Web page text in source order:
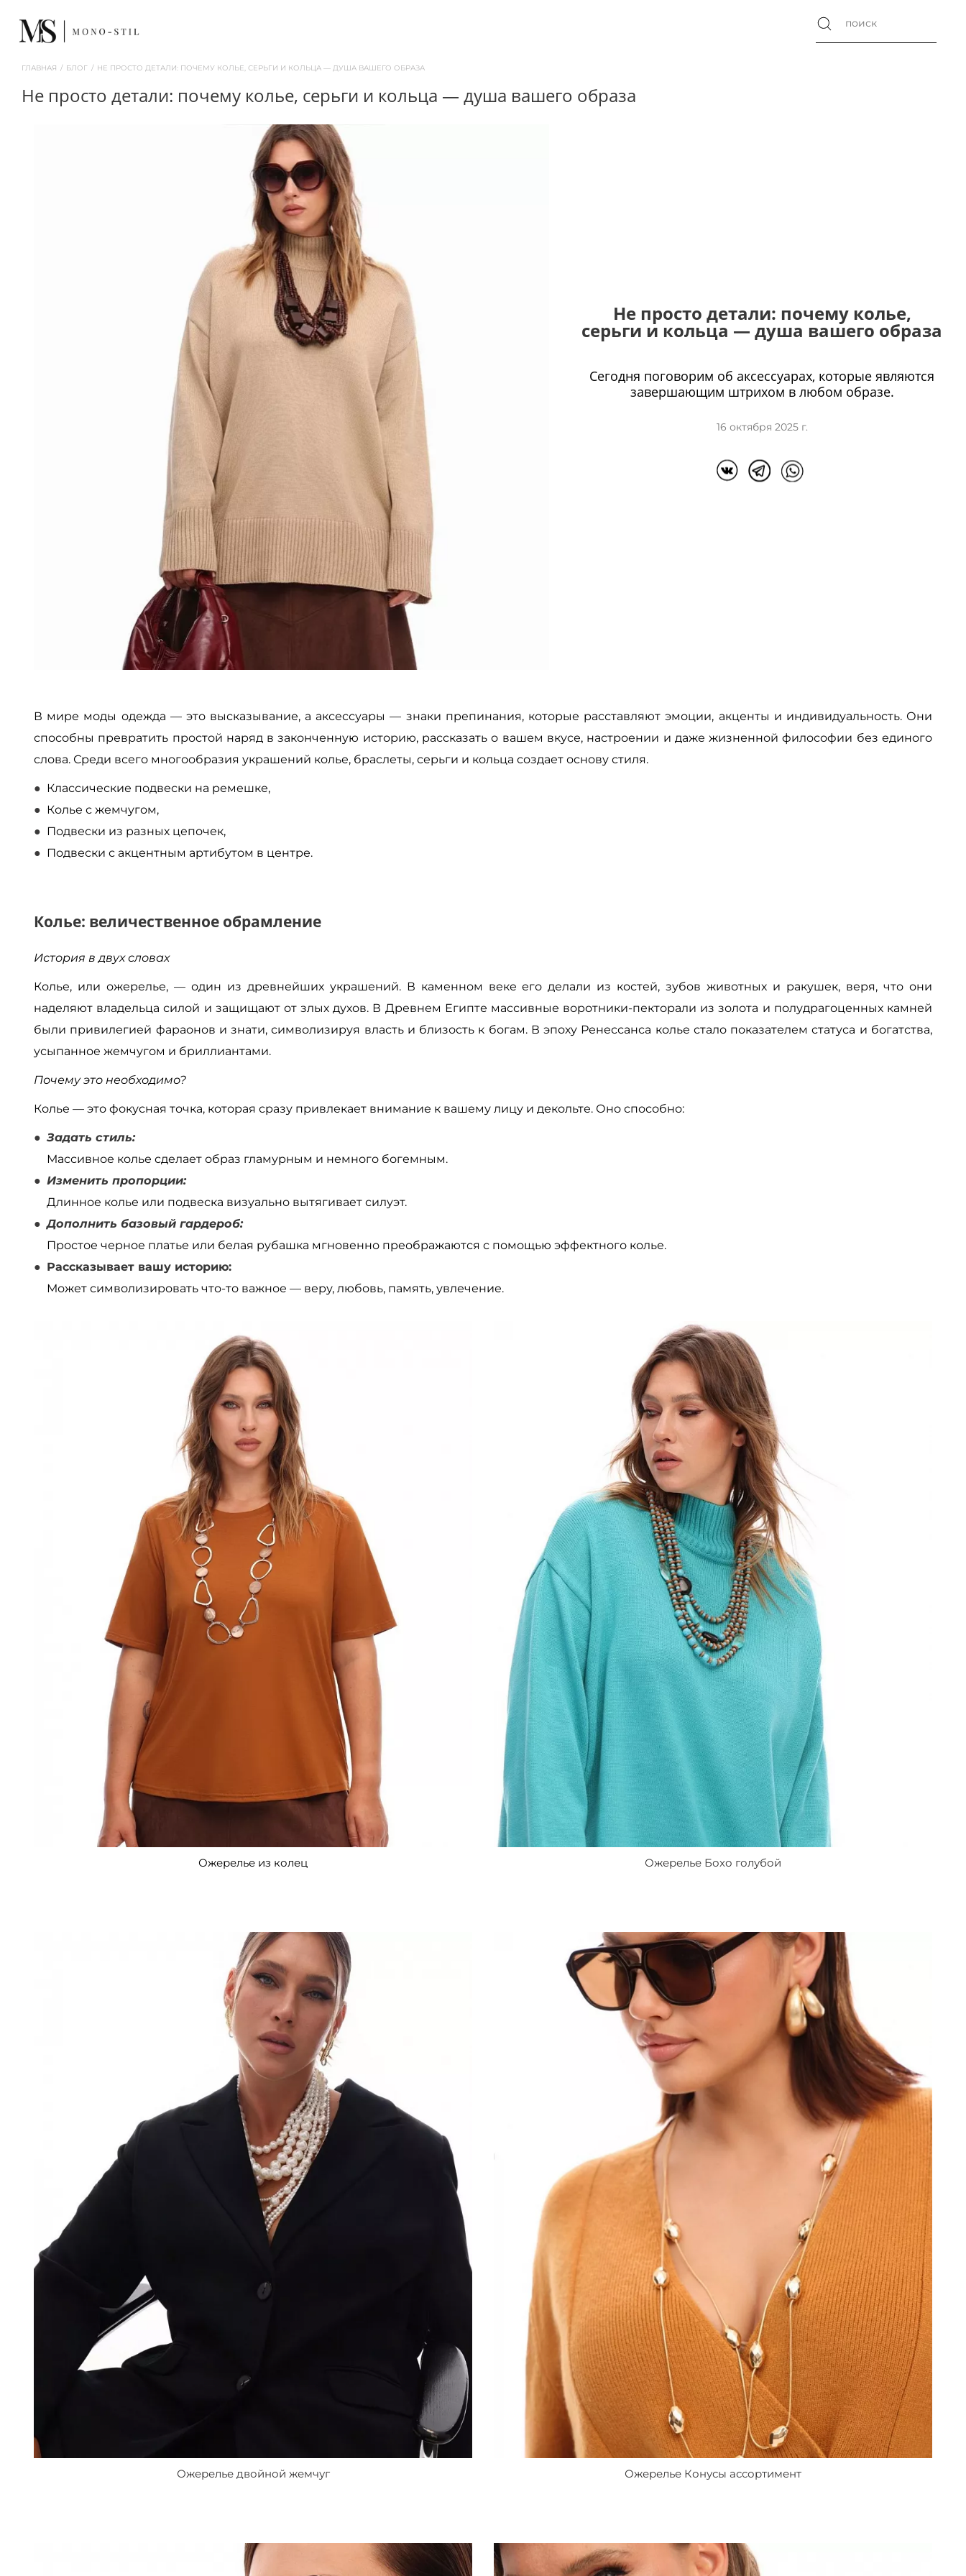
ГЛАВНАЯ / БЛОГ / НЕ ПРОСТО ДЕТАЛИ: ПОЧЕМУ КОЛЬЕ, СЕРЬГИ И КОЛЬЦА — ДУША ВАШЕГО ОБРАЗА
не просто детали: почему колье, серьги и кольца — душа вашего образа
Не просто детали: почему колье,
серьги и кольца — душа вашего образа
Сегодня поговорим об аксессуарах, которые являются
завершающим штрихом в любом образе.
16 октября 2025 г.
В мире моды одежда — это высказывание, а аксессуары — знаки препинания, которые расставляют эмоции, акценты и индивидуальность. Они
способны превратить простой наряд в законченную историю, рассказать о вашем вкусе, настроении и даже жизненной философии без единого
слова. Среди всего многообразия украшений колье, браслеты, серьги и кольца создает основу стиля.
Классические подвески на ремешке,
Колье с жемчугом,
Подвески из разных цепочек,
Подвески с акцентным артибутом в центре.
Колье: величественное обрамление
История в двух словах
Колье, или ожерелье, — один из древнейших украшений. В каменном веке его делали из костей, зубов животных и ракушек, веря, что они
наделяют владельца силой и защищают от злых духов. В Древнем Египте массивные воротники-пекторали из золота и полудрагоценных камней
были привилегией фараонов и знати, символизируя власть и близость к богам. В эпоху Ренессанса колье стало показателем статуса и богатства,
усыпанное жемчугом и бриллиантами.
Почему это необходимо?
Колье — это фокусная точка, которая сразу привлекает внимание к вашему лицу и декольте. Оно способно:
Задать стиль:
Массивное колье сделает образ гламурным и немного богемным.
Изменить пропорции:
Длинное колье или подвеска визуально вытягивает силуэт.
Дополнить базовый гардероб:
Простое черное платье или белая рубашка мгновенно преображаются с помощью эффектного колье.
Рассказывает вашу историю:
Может символизировать что-то важное — веру, любовь, память, увлечение.
Ожерелье из колец Ожерелье Бохо голубой
Ожерелье двойной жемчуг Ожерелье Конусы ассортимент